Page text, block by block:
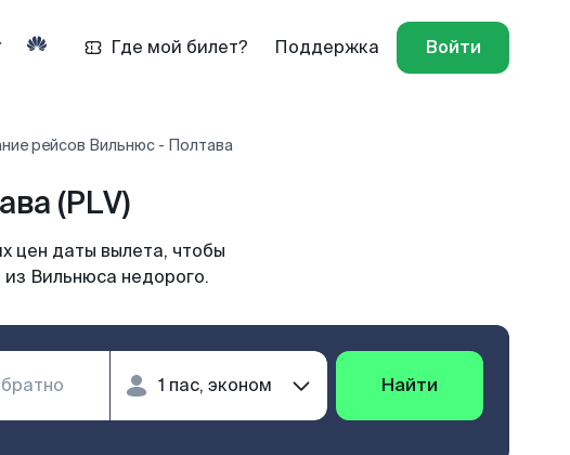
Где мой билет? Поддержка Войти
рейсов Вильнюс - Полтава
(PLV)
цен даты вылета, чтобы
Вильнюса недорого.
Найти